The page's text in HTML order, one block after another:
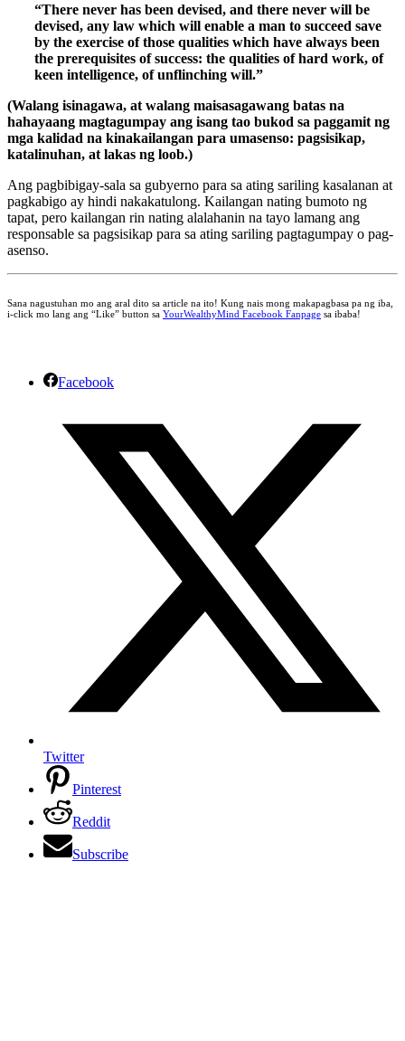
“There never has been devised, and there never will be
devised, any law which will enable a man to succeed save
by the exercise of those qualities which have always been
the prerequisites of success: the qualities of hard work, of
keen intelligence, of unflinching will.”
(Walang isinagawa, at walang maisasagawang batas na
hahayaang magtagumpay ang isang tao bukod sa paggamit ng
mga kalidad na kinakailangan para umasenso: pagsisikap,
katalinuhan, at lakas ng loob.)
Ang pagbibigay-sala sa gubyerno para sa ating sariling kasalanan at
pagkabigo ay hindi nakakatulong. Kailangan nating bumoto ng
tapat, pero kailangan rin nating alalahanin na tayo lamang ang
responsable sa pagsisikap para sa ating sariling pagtagumpay o pag-
asenso.
Sana nagustuhan mo ang aral dito sa article na ito! Kung nais mong makapagbasa pa ng iba,
i-click mo lang ang “Like” button sa YourWealthyMind Facebook Fanpage sa ibaba!
Facebook
Twitter
Pinterest
Reddit
Subscribe